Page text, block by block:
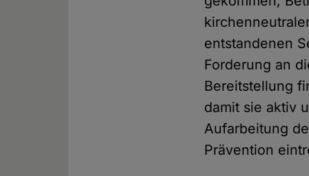
entstandenen
Forderung an
Bereitstellung
damit sie aktiv
Aufarbeitung
Prävention